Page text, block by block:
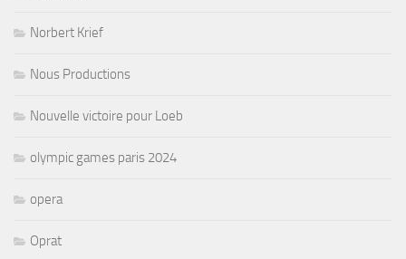
Norbert Krief
Nous Productions
Nouvelle victoire pour Loeb
olympic games paris 2024
opera
Oprat